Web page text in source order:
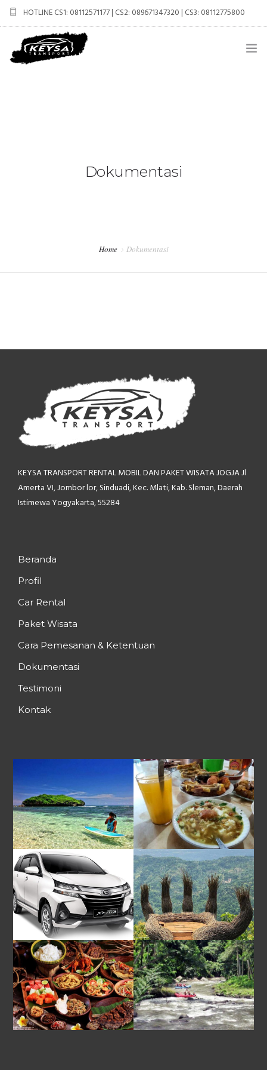
HOTLINE CS1: 08112571177 | CS2: 089671347320 | CS3: 08112775800
keysatransport.jogja@gmail.com
Dokumentasi
Home Dokumentasi
KEYSA TRANSPORT RENTAL MOBILDAN PAKET WISATA JOGJAJl
Amerta VI, Jombor lor,Sinduadi, Kec. Mlati, Kab. Sleman,Daerah
Istimewa Yogyakarta, 55284
Beranda
Profil
Car Rental
Paket Wisata
Cara Pemesanan & Ketentuan
Dokumentasi
Testimoni
Kontak